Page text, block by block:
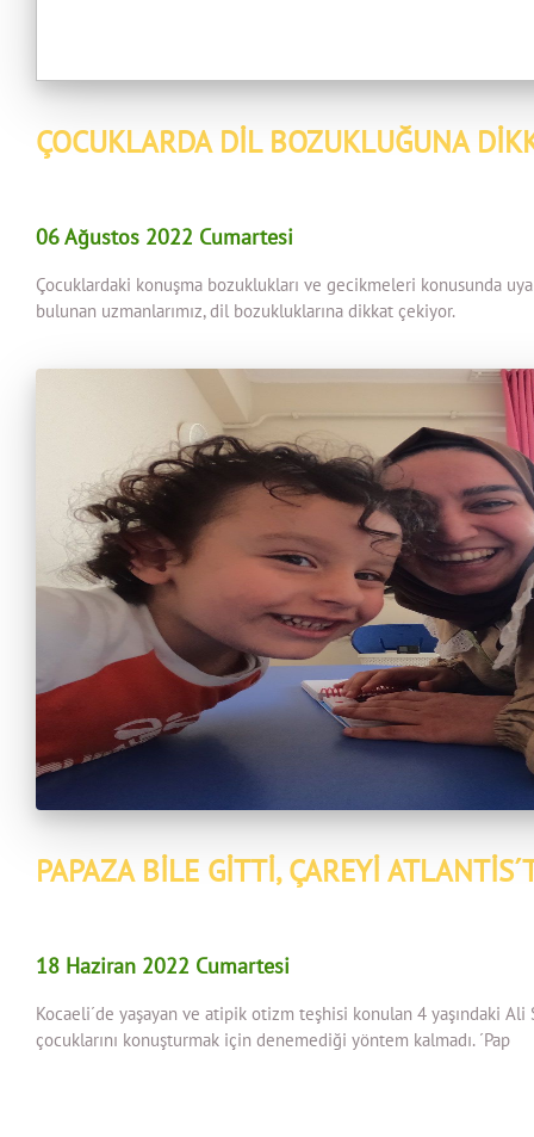
ÇOCUKLARDA DİL BOZUKLUĞUNA
06 Ağustos 2022 Cumartesi
Çocuklardaki konuşma bozuklukları ve gecikmeleri konusunda
bulunan uzmanlarımız, dil bozukluklarına dikkat çekiyor.
PAPAZA BİLE GİTTİ, ÇAREYİ
18 Haziran 2022 Cumartesi
Kocaeli´de yaşayan ve atipik otizm teşhisi konulan 4 yaşındaki Ali
çocuklarını konuşturmak için denemediği yöntem kalmadı. ´Pap